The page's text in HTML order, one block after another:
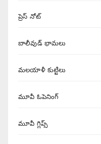
ప్రెస్ నోట్
బాలీవుడ్ భామలు
మలయాళీ కుట్టిలు
మూవీ ఓపెనింగ్
మూవీ గ్లిప్స్